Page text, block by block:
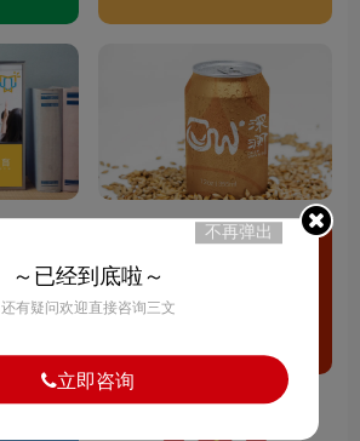
不再弹出
～已经到底啦～
还有疑问欢迎直接咨询三文
立即咨询